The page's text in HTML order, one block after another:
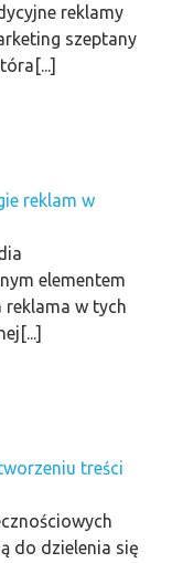
reklamy
szeptany
reklam w
elementem
reklama w tych
treści
do dzielenia się